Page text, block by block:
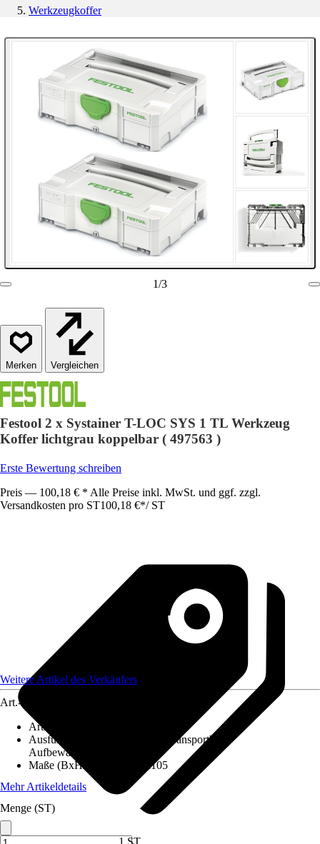
Werkzeugkoffer
1/3
Vergleichen
Festool 2 x Systainer T-LOC SYS 1 TL Werkzeug
Koffer lichtgrau koppelbar ( 497563 )
Erste Bewertung schreiben
Preis — 100,18 € * Alle Preise inkl. MwSt. und ggf. zzgl.
Versandkosten pro ST100,18 €*/ ST
Weitere Artikel des Verkäufers
Art.-Nr.
Artikeltyp
Ausführung
Werkzeugkoffer, Transportbox,
Aufbewahrungsbox
Maße (BxHxT)
296x396x105
Mehr Artikeldetails
Menge (ST)